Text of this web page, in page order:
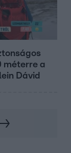
méterre a
Dávid